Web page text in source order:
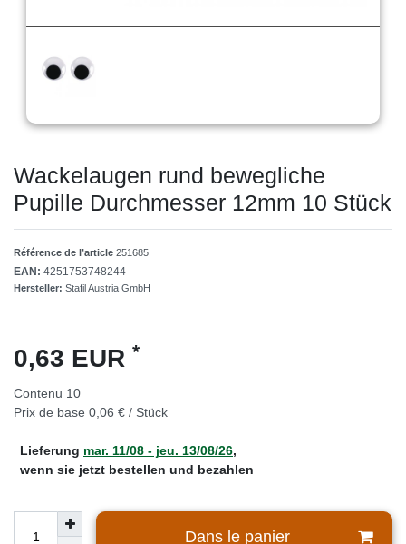
Wackelaugen rund bewegliche
Pupille Durchmesser 12mm 10 Stück
Référence de l’article 251685
EAN: 4251753748244
Hersteller: Stafil Austria GmbH
0,63 EUR *
Contenu 10
Prix de base 0,06 € / Stück
Lieferung mar. 11/08 - jeu. 13/08/26,
wenn sie jetzt bestellen und bezahlen
Dans le panier